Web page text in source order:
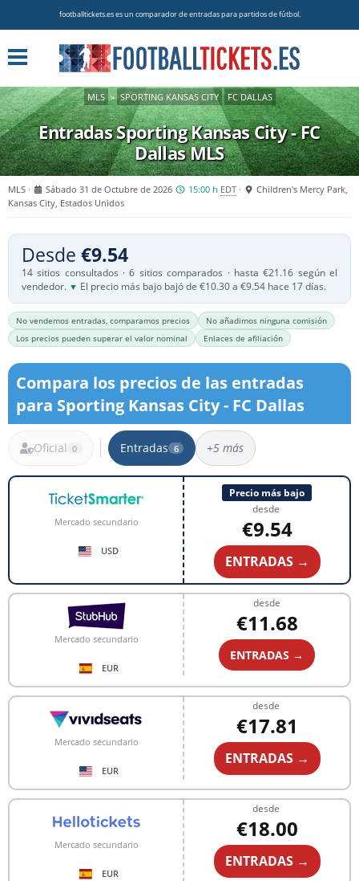
footballtickets.es es un comparador de entradas para partidos de fútbol.
MLS » SPORTING KANSAS CITY FC DALLAS
Entradas Sporting Kansas City - FC
DallasMLS
MLS Sábado 31 de Octubre de 2026 15:00 h EDT
Children's Mercy Park,
Kansas City, Estados Unidos
Desde €9.54
14 sitios consultados · 6 sitios comparados · hasta €21.16 según el
vendedor. ▼ El precio más bajo bajó de €10.30 a €9.54 hace 17 días.
No vendemos entradas, comparamos precios
No añadimos ninguna comisión
Los precios pueden superar el valor nominal
Enlaces de afiliación
Compara los precios de las entradas
para Sporting Kansas City - FC Dallas
Oficial 0 Entradas 6 +5 más
6 resultados
Mercado secundario
USD
Precio más bajo
desde
€9.54
ENTRADAS →
Mercado secundario
EUR
desde
€11.68
ENTRADAS →
Mercado secundario
EUR
desde
€17.81
ENTRADAS →
Mercado secundario
EUR
desde
€18.00
ENTRADAS →